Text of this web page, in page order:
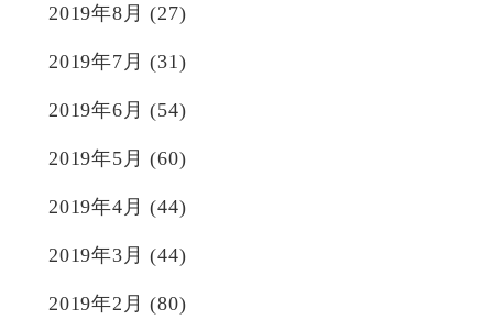
2019年8月 (27)
2019年7月 (31)
2019年6月 (54)
2019年5月 (60)
2019年4月 (44)
2019年3月 (44)
2019年2月 (80)